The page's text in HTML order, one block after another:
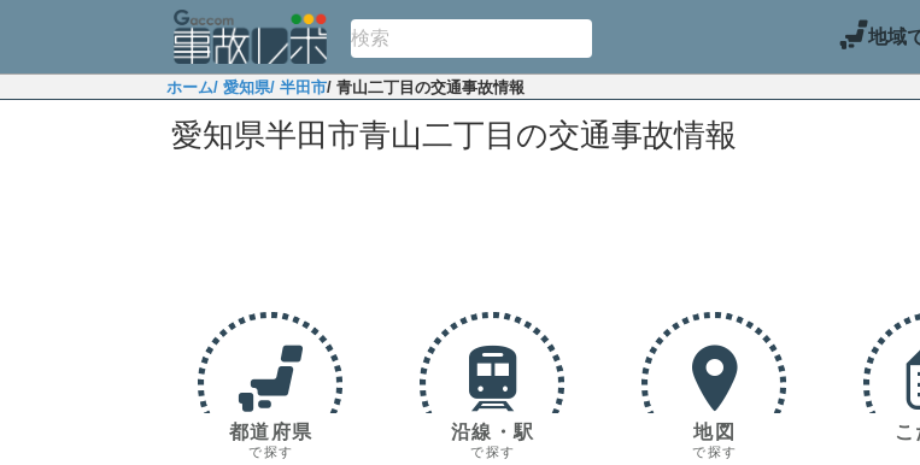
地域
ホーム/ 愛知県/ 半田市/ 青山二丁目の交通事故情報
愛知県半田市青山二丁目の交通事故情報
都道府県
で探す
沿線・駅
で探す
地図
で探す
こ